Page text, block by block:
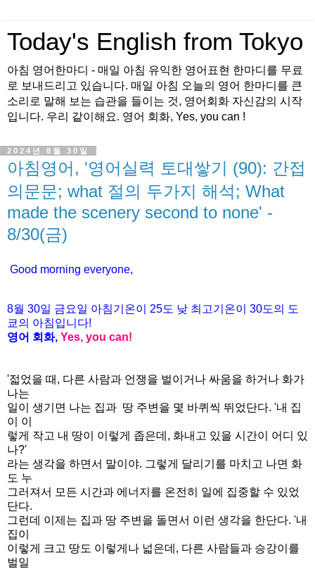
Today's English from Tokyo
아침 영어한마디 - 매일 아침 유익한 영어표현 한마디를 무료
로 보내드리고 있습니다. 매일 아침 오늘의 영어 한마디를 큰
소리로 말해 보는 습관을 들이는 것, 영어회화 자신감의 시작
입니다. 우리 같이해요. 영어 회화, Yes, you can !
2024년 8월 30일
아침영어, '영어실력 토대쌓기 (90): 간접
의문문; what 절의 두가지 해석; What
made the scenery second to none' -
8/30(금)
Good morning everyone,
8월 30일 금요일 아침기온이 25도 낮 최고기온이 30도의 도
쿄의 아침입니다!
영어 회화, Yes, you can!
'젋었을 때, 다른 사람과 언쟁을 벌이거나 싸움을 하거나 화가
나는
일이 생기면 나는 집과 땅 주변을 몇 바퀴씩 뛰었단다. '내 집
이 이
렇게 작고 내 땅이 이렇게 좁은데, 화내고 있을 시간이 어디 있
나?'
라는 생각을 하면서 말이야. 그렇게 달리기를 마치고 나면 화
도 누
그러져서 모든 시간과 에너지를 온전히 일에 집중할 수 있었
단다.
그런데 이제는 집과 땅 주변을 돌면서 이런 생각을 한단다. '내
집이
이렇게 크고 땅도 이렇게나 넓은데, 다른 사람들과 승강이를
벌일